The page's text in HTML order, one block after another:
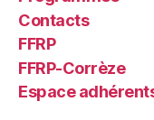
Contacts
FFRP
FFRP-Corrèze
Espace